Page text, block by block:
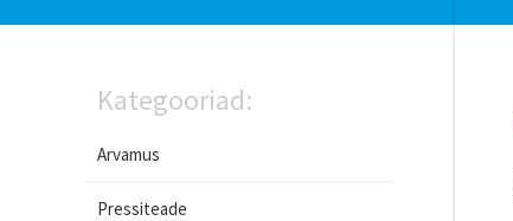
Kategooriad:
Arvamus
Pressiteade